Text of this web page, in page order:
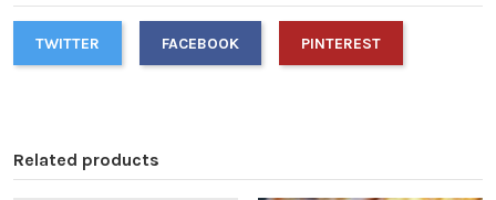
TWITTER FACEBOOK PINTEREST
Related products